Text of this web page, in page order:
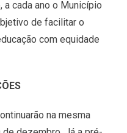
a cada ano o Município
de facilitar o
com equidade
na mesma